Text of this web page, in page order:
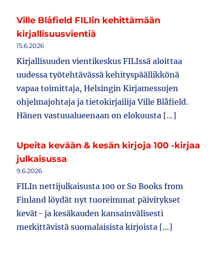
Ville Blåfield FILIin kehittämään
kirjallisuusvientiä
15.6.2026
Kirjallisuuden vientikeskus FILIssä aloittaa
uudessa työtehtävässä kehityspäällikkönä
vapaa toimittaja, Helsingin Kirjamessujen
ohjelmajohtaja ja tietokirjailija Ville Blåfield.
Hänen vastuualueenaan on elokuusta […]
Upeita kevään & kesän kirjoja 100 -kirjaa
julkaisussa
9.6.2026
FILIn nettijulkaisusta 100 or So Books from
Finland löydät nyt tuoreimmat päivitykset
kevät- ja kesäkauden kansainvälisesti
merkittävistä suomalaisista kirjoista […]